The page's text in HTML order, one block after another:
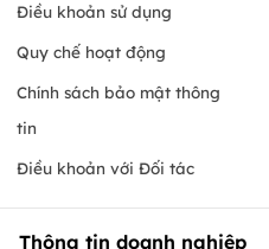
Điều khoản sử dụng
Quy chế hoạt động
Chính sách bảo mật thông
tin
Điều khoản với Đối tác
Thông tin doanh nghiệp